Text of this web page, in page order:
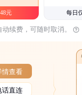
元 每日
续费，可随时取消。
查看
话直连